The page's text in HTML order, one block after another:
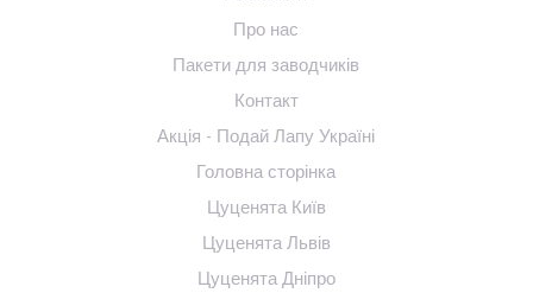
Про нас
Пакети для заводчиків
Контакт
Акція - Подай Лапу Україні
Головна сторінка
Цуценята Київ
Цуценята Львів
Цуценята Дніпро